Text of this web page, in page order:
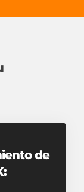
de